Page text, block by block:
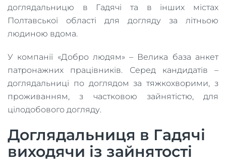
доглядальницю в Гадячі та в інших містах
Полтавської області для догляду за літньою
людиною вдома.
У компанії «Добро людям» – Велика база анкет
патронажних працівників. Серед кандидатів –
доглядальниці по доглядом за тяжкохворими, з
проживанням, з частковою зайнятістю, для
цілодобового догляду.
Доглядальниця в Гадячі
виходячи із зайнятості